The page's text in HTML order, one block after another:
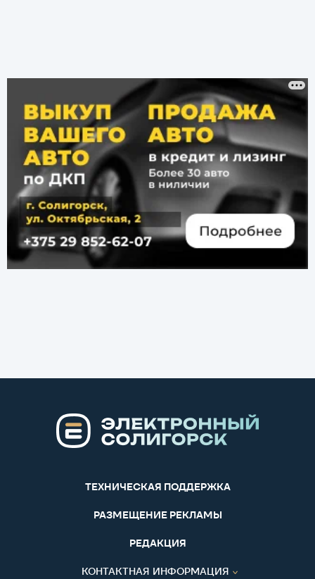
ТЕХНИЧЕСКАЯ ПОДДЕРЖКА
РАЗМЕЩЕНИЕ РЕКЛАМЫ
РЕДАКЦИЯ
КОНТАКТНАЯ ИНФОРМАЦИЯ